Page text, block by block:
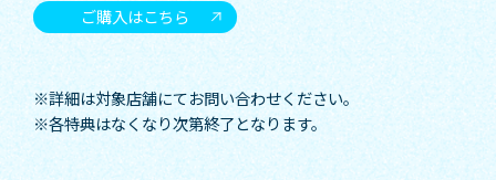
ご購入はこちら
※詳細は対象店舗にてお問い合わせください。
※各特典はなくなり次第終了となります。